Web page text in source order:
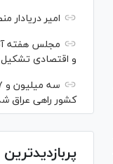
امیر دریادار
مجلس هفته
و اقتصادی
کشور راهی عراق
پربازدیدترین